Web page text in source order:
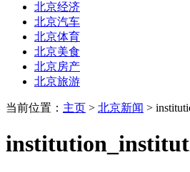
北京经济
北京汽车
北京体育
北京美食
北京房产
北京旅游
当前位置： 主页 > 北京新闻 >